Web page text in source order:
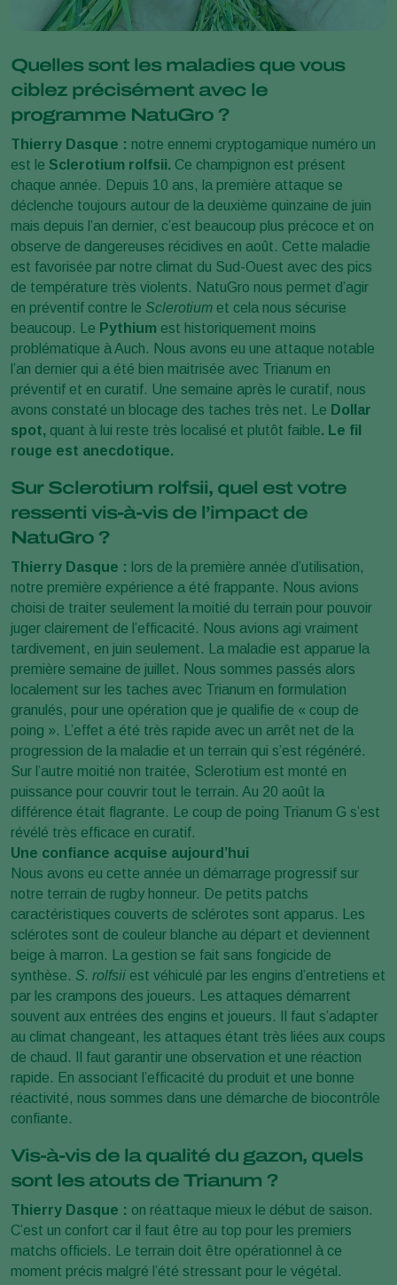
Quelles sont les maladies que vous
ciblez précisément avec le
programme NatuGro ?
Thierry Dasque : notre ennemi cryptogamique numéro un
est le Sclerotium rolfsii. Ce champignon est présent
chaque année. Depuis 10 ans, la première attaque se
déclenche toujours autour de la deuxième quinzaine de juin
mais depuis l’an dernier, c’est beaucoup plus précoce et on
observe de dangereuses récidives en août. Cette maladie
est favorisée par notre climat du Sud-Ouest avec des pics
de température très violents. NatuGro nous permet d’agir
en préventif contre le Sclerotium et cela nous sécurise
beaucoup. Le Pythium est historiquement moins
problématique à Auch. Nous avons eu une attaque notable
l’an dernier qui a été bien maitrisée avec Trianum en
préventif et en curatif. Une semaine après le curatif, nous
avons constaté un blocage des taches très net. Le Dollar
spot, quant à lui reste très localisé et plutôt faible. Le fil
rouge est anecdotique.
Sur Sclerotium rolfsii, quel est votre
ressenti vis-à-vis de l’impact de
NatuGro ?
Thierry Dasque : lors de la première année d’utilisation,
notre première expérience a été frappante. Nous avions
choisi de traiter seulement la moitié du terrain pour pouvoir
juger clairement de l’efficacité. Nous avions agi vraiment
tardivement, en juin seulement. La maladie est apparue la
première semaine de juillet. Nous sommes passés alors
localement sur les taches avec Trianum en formulation
granulés, pour une opération que je qualifie de « coup de
poing ». L’effet a été très rapide avec un arrêt net de la
progression de la maladie et un terrain qui s’est régénéré.
Sur l’autre moitié non traitée, Sclerotium est monté en
puissance pour couvrir tout le terrain. Au 20 août la
différence était flagrante. Le coup de poing Trianum G s’est
révélé très efficace en curatif.
Une confiance acquise aujourd’hui
Nous avons eu cette année un démarrage progressif sur
notre terrain de rugby honneur. De petits patchs
caractéristiques couverts de sclérotes sont apparus. Les
sclérotes sont de couleur blanche au départ et deviennent
beige à marron. La gestion se fait sans fongicide de
synthèse. S. rolfsii est véhiculé par les engins d’entretiens et
par les crampons des joueurs. Les attaques démarrent
souvent aux entrées des engins et joueurs. Il faut s’adapter
au climat changeant, les attaques étant très liées aux coups
de chaud. Il faut garantir une observation et une réaction
rapide. En associant l’efficacité du produit et une bonne
réactivité, nous sommes dans une démarche de biocontrôle
confiante.
Vis-à-vis de la qualité du gazon, quels
sont les atouts de Trianum ?
Thierry Dasque : on réattaque mieux le début de saison.
C’est un confort car il faut être au top pour les premiers
matchs officiels. Le terrain doit être opérationnel à ce
moment précis malgré l’été stressant pour le végétal.